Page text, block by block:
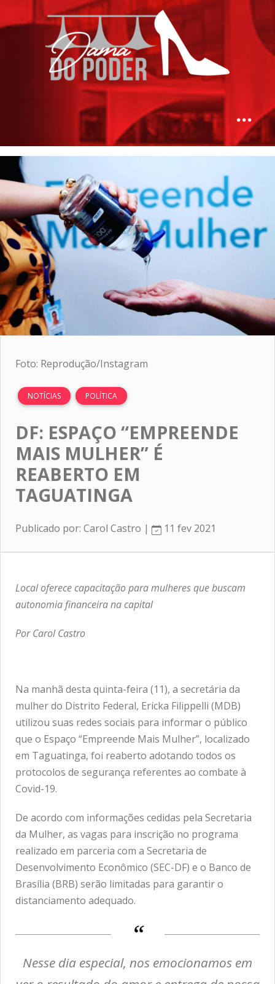
Foto: Reprodução/Instagram
NOTÍCIAS POLÍTICA
DF: ESPAÇO “EMPREENDE
MAIS MULHER” É
REABERTO EM
TAGUATINGA
Publicado por: Carol Castro | 11 fev 2021
Local oferece capacitação para mulheres que buscam
autonomia financeira na capital
Por Carol Castro
Na manhã desta quinta-feira (11), a secretária da
mulher do Distrito Federal, Ericka Filippelli (MDB)
utilizou suas redes sociais para informar o público
que o Espaço “Empreende Mais Mulher”, localizado
em Taguatinga, foi reaberto adotando todos os
protocolos de segurança referentes ao combate à
Covid-19.
De acordo com informações cedidas pela Secretaria
da Mulher, as vagas para inscrição no programa
realizado em parceria com a Secretaria de
Desenvolvimento Econômico (SEC-DF) e o Banco de
Brasília (BRB) serão limitadas para garantir o
distanciamento adequado.
Nesse dia especial, nos emocionamos em